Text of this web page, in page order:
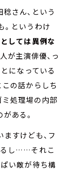
さん、という
。というわけ
しては異例な
が主演俳優、っ
になっている
の話からしち
ミ処理場の内部
ある。
すけども、フ
るし……それこ
い敵が待ち構